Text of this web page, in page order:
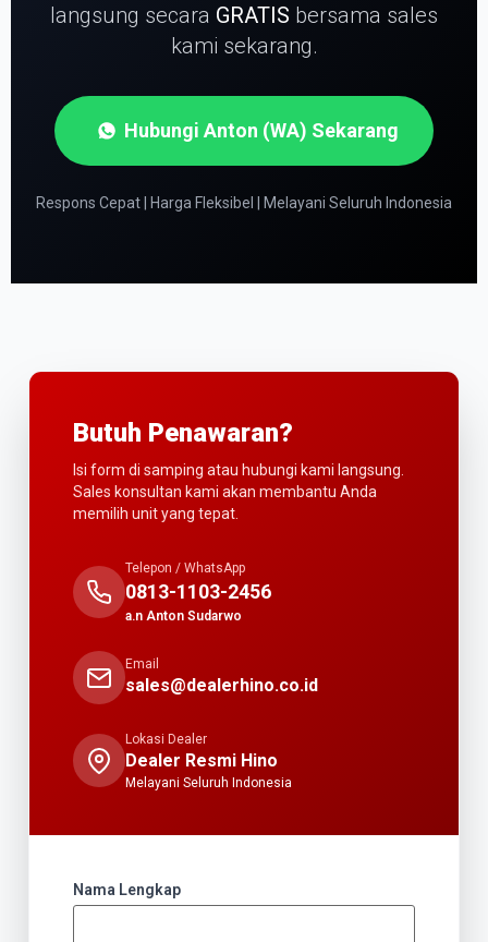
langsung secara GRATIS bersama sales
kami sekarang.
Hubungi Anton (WA) Sekarang
Respons Cepat | Harga Fleksibel | Melayani Seluruh Indonesia
Butuh Penawaran?
Isi form di samping atau hubungi kami langsung.
Sales konsultan kami akan membantu Anda
memilih unit yang tepat.
Telepon / WhatsApp
0813-1103-2456
a.n Anton Sudarwo
Email
sales@dealerhino.co.id
Lokasi Dealer
Dealer Resmi Hino
Melayani Seluruh Indonesia
Nama Lengkap